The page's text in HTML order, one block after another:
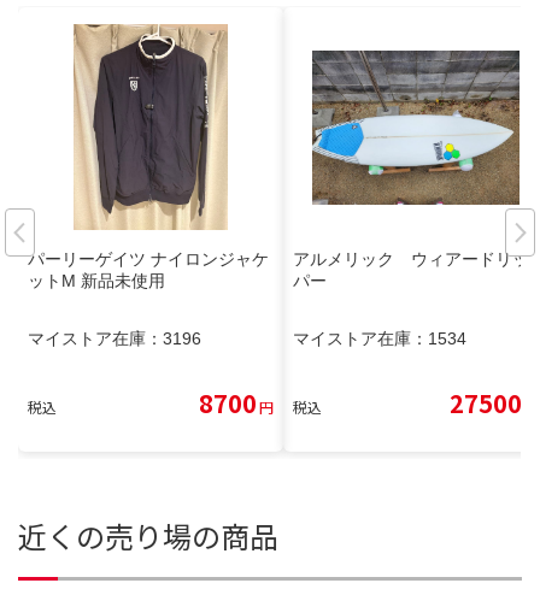
パーリーゲイツ ナイロンジャケ
ットM 新品未使用
マイストア在庫： 3196
税込 8700円
アルメリック ウィアードリッ
パー
マイストア在庫： 1534
税込 27500
近くの売り場の商品